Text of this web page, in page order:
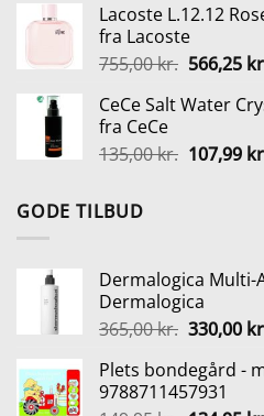
pris
Lacoste L.12.12
fra Lacoste
755,00kr. Den
pris
755,00
566,25
CeCe Salt Water
fra CeCe
135,00kr. Den
107,99
GODE TILBUD
Dermalogica Multi-
Dermalogica
365,00kr. Den
pris
var:
330,00
Plets bondegård -
9788711457931